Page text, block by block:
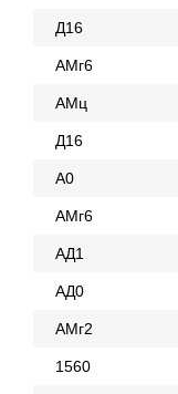
Д16
АМг6
АМц
Д16
А0
АМг6
АД1
АД0
АМг2
1560